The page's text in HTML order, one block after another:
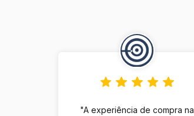
"A experiência de compra na